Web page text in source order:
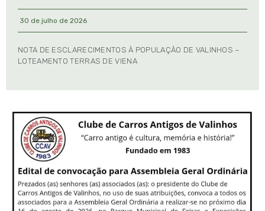
30 de julho de 2026
NOTA DE ESCLARECIMENTOS À POPULAÇÃO DE VALINHOS –
LOTEAMENTO TERRAS DE VIENA